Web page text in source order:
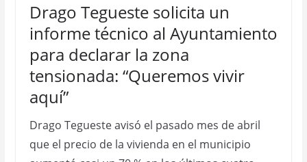
Drago Tegueste solicita un
informe técnico al Ayuntamiento
para declarar la zona
tensionada: “Queremos vivir
aquí”
Drago Tegueste avisó el pasado mes de abril
que el precio de la vivienda en el municipio